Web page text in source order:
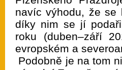
navíc výhodu, že se
díky nim se jí
roku (duben–září
evropském a
Podobně je na tom